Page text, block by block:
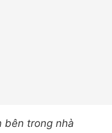
bên trong nhà